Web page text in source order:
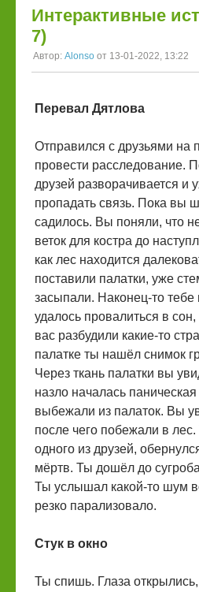
Интерактивные
7)
Автор: Alonso от 13-01-2022, 13:22
Перевал Дятлова
Отправился с друзьями на
провести расследование.
друзей разворачивается и
пропадать связь. Пока вы
садилось. Вы поняли, что
веток для костра до
как лес находится
поставили палатки, уже
засыпали. Наконец-то тебе
удалось провалиться в
вас разбудили какие-то
палатке ты нашёл снимок
Через ткань палатки вы
назло началась
выбежали из палаток. Вы
после чего побежали в
одного из друзей,
мёртв. Ты дошёл до
Ты услышал какой-то шум
резко парализовало.
Стук в окно
Ты спишь. Глаза